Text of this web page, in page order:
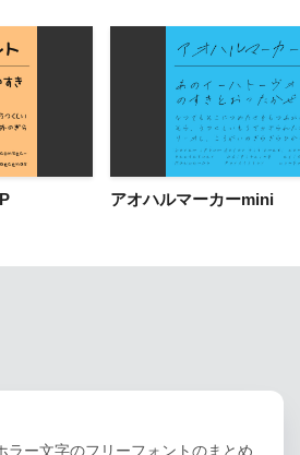
アオハルマーカーmini
ラー文字のフリーフォントのまとめ